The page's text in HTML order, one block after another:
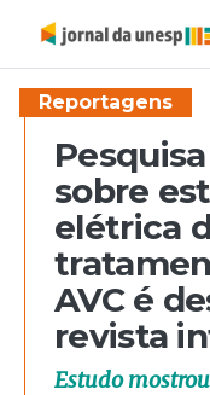
Reportagens
sobre
elétrica
AVC é
revista
Estudo